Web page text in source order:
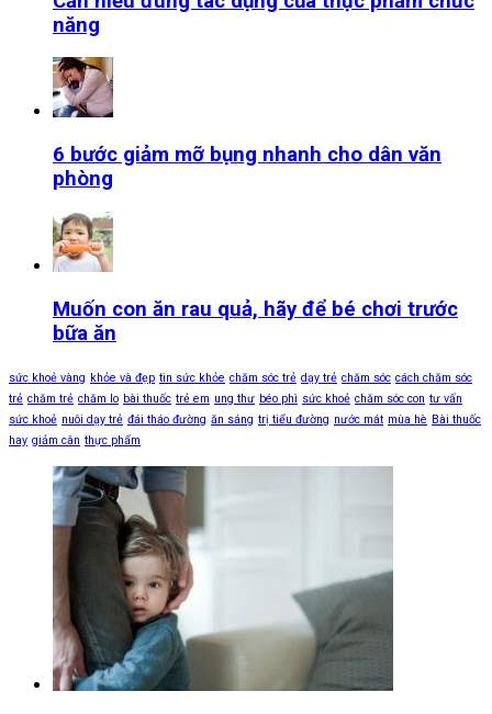
năng
6 bước giảm mỡ bụng nhanh cho dân văn
phòng
Muốn con ăn rau quả, hãy để bé chơi trước
bữa ăn
sức khoẻ vàng khỏe và đẹp tin sức khỏe chăm sóc trẻ dạy trẻ chăm sóc cách chăm sóc
trẻ chăm trẻ chăm lo bài thuốc trẻ em ung thư béo phì sức khoẻ chăm sóc con tư vấn
sức khoẻ nuôi dạy trẻ đái tháo đường ăn sáng trị tiểu đường nước mát mùa hè Bài thuốc
hay giảm cân thực phẩm